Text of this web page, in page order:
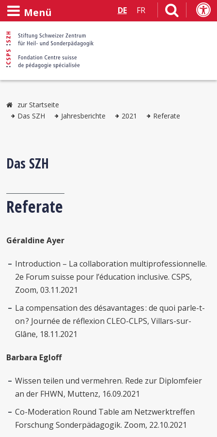
Menü DE FR
zur Startseite
Das SZH
Jahresberichte 2021 Referate
Das SZH
Referate
Géraldine Ayer
Introduction – La collaboration multiprofessionnelle.
2e Forum suisse pour l’éducation inclusive. CSPS,
Zoom, 03.11.2021
La compensation des désavantages : de quoi parle-t-
on ? Journée de réflexion CLEO-CLPS, Villars-sur-
Glâne, 18.11.2021
Barbara Egloff
Wissen teilen und vermehren. Rede zur Diplomfeier
an der FHWN, Muttenz, 16.09.2021
Co-Moderation Round Table am Netzwerktreffen
Forschung Sonderpädagogik. Zoom, 22.10.2021